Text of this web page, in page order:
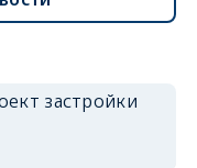
застройки